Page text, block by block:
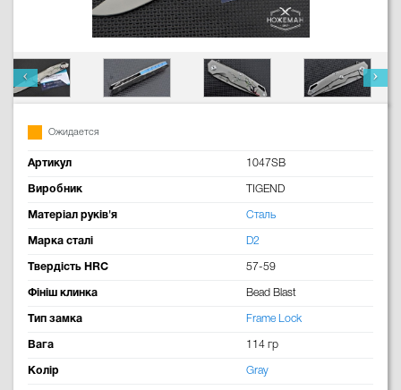
Ожидается
Артикул 1047SB
Виробник TIGEND
Матеріал руків'я Сталь
Марка сталі D2
Твердість HRC 57-59
Фініш клинка Bead Blast
Тип замка Frame Lock
Вага 114 гр
Колір Gray